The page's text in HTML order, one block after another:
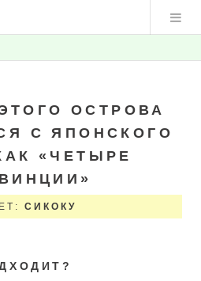
ОСТРОВА
С ЯПОНСКОГО
«ЧЕТЫРЕ
СИКОКУ